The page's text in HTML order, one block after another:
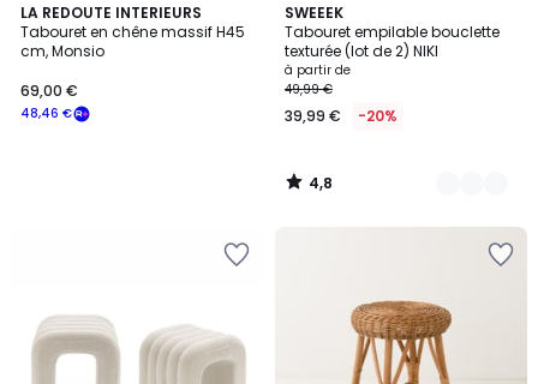
LA REDOUTE INTERIEURS
Tabouret en chêne massif H45
cm, Monsio
48,46 €
69,00 €
SWEEEK
Tabouret empilable bouclette
texturée (lot de 2) NIKI
à partir de
49,99 €
39,99 € -20%
4,8
/ 5
9
Couleurs
4,8
/